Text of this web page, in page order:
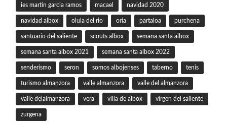
ies martin garcia ramos macael navidad 2020
navidad albox olula del rio oria partaloa purchena
santuario del saliente scouts albox semana santa albox
semana santa albox 2021 semana santa albox 2022
senderismo seron somos albojenses taberno tenis
turismo almanzora valle almanzora valle del almanzora
valle delalmanzora vera villa de albox virgen del saliente
zurgena